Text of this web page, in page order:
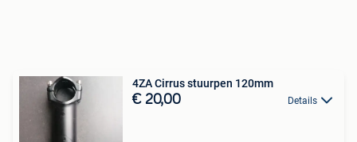
4ZA Cirrus stuurpen 120mm
€ 20,00 Details